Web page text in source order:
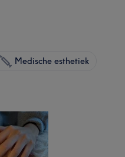
Medische esthetiek